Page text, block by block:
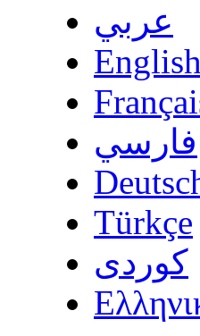
عربي
English
فارسي
Türkçe
كوردى